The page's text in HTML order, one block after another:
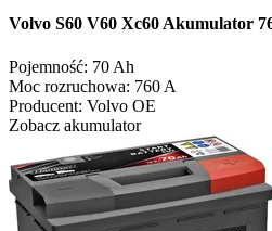
Volvo S60 V60 Xc60 Akumulator
Pojemność: 70 Ah
Moc rozruchowa: 760 A
Producent: Volvo OE
Zobacz akumulator